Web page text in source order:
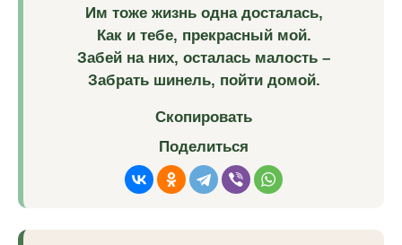
Им тоже жизнь одна досталась,
Как и тебе, прекрасный мой.
Забей на них, осталась малость –
Забрать шинель, пойти домой.
Скопировать
Поделиться